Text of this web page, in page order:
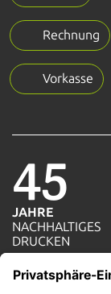
Rechnung
Vorkasse
45
JAHRE
NACHHALTIGES
DRUCKEN
1=1